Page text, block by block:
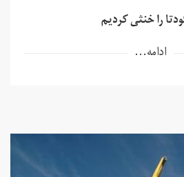
را خنثی کردیم
ادامه...